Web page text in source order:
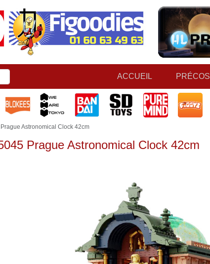
ACCUEIL PRÉCOS
Astronomical Clock 42cm
Prague Astronomical Clock 42cm